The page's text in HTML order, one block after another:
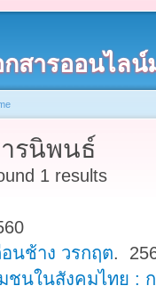
กสารออนไล
รนิพนธ์
1 results
อนช้าง วรกฤต.
ชนในสังคมไทย :